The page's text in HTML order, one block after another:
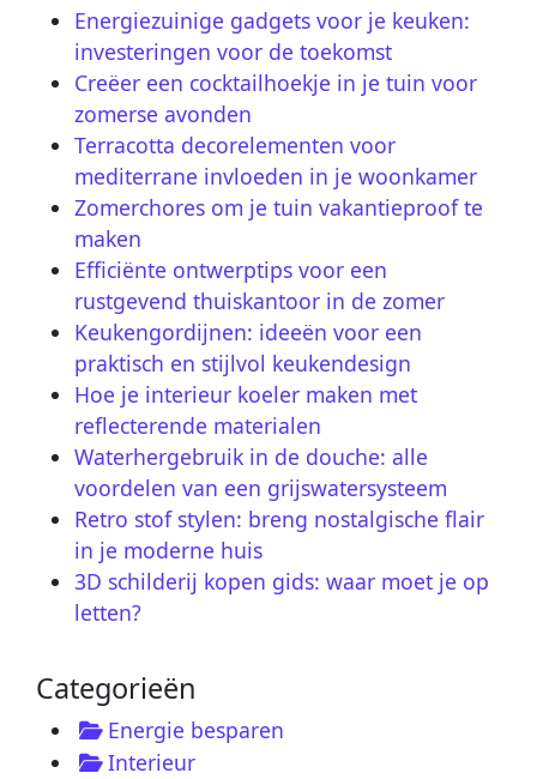
Energiezuinige gadgets voor je keuken:
investeringen voor de toekomst
Creëer een cocktailhoekje in je tuin voor
zomerse avonden
Terracotta decorelementen voor
mediterrane invloeden in je woonkamer
Zomerchores om je tuin vakantieproof te
maken
Efficiënte ontwerptips voor een
rustgevend thuiskantoor in de zomer
Keukengordijnen: ideeën voor een
praktisch en stijlvol keukendesign
Hoe je interieur koeler maken met
reflecterende materialen
Waterhergebruik in de douche: alle
voordelen van een grijswatersysteem
Retro stof stylen: breng nostalgische flair
in je moderne huis
3D schilderij kopen gids: waar moet je op
letten?
Categorieën
Energie besparen
Interieur